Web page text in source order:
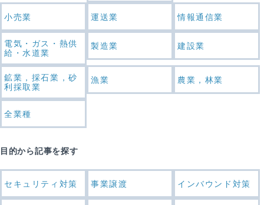
小売業 運送業 情報通信業
電気・ガス・熱供
給・水道業
製造業 建設業
鉱業，採石業，砂
利採取業
漁業 農業，林業
全業種
目的から記事を探す
セキュリティ対策 事業譲渡 インバウンド対策